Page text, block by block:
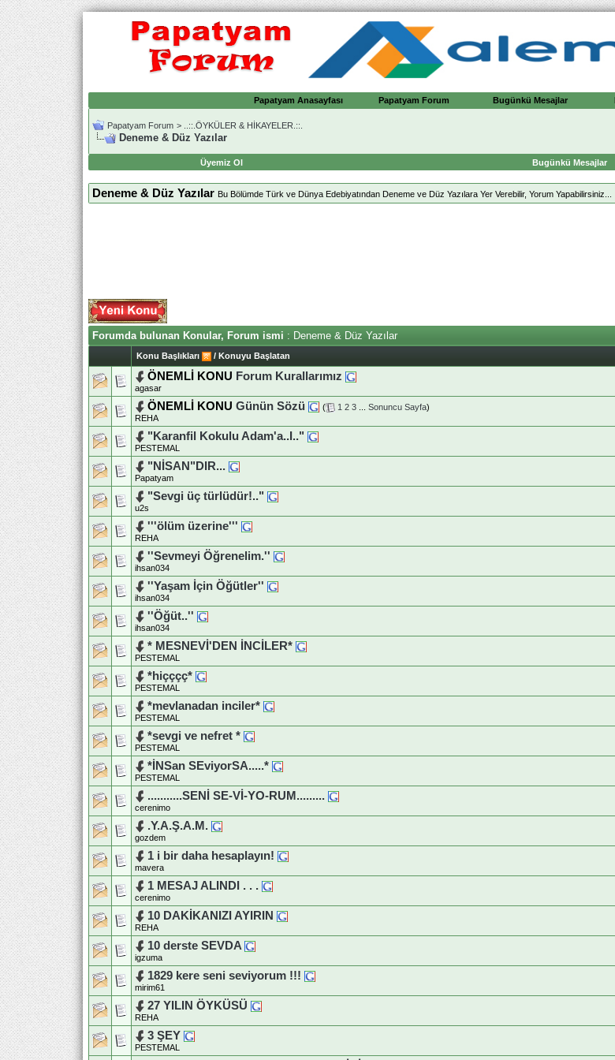
Papatyam Anasayfası Papatyam Forum Bugünkü Mesajlar
Papatyam Forum > ..::.ÖYKÜLER & HİKAYELER.::.
Deneme & Düz Yazılar
Üyemiz Ol Bugünkü Mesajlar
Deneme & Düz Yazılar Bu Bölümde Türk ve Dünya Edebiyatından Deneme ve Düz Yazılara Yer Verebilir, Yorum Yapabilirsiniz...
Forumda bulunan Konular, Forum ismi : Deneme & Düz Yazılar
Konu Başlıkları / Konuyu Başlatan
ÖNEMLİ KONU Forum Kurallarımız
agasar
ÖNEMLİ KONU Günün Sözü ( 1 2 3 Sonuncu Sayfa)
REHA
"Karanfil Kokulu Adam'a..I.."
PESTEMAL
"NİSAN"DIR...
Papatyam
"Sevgi üç türlüdür!.."
u2s
'''ölüm üzerine'''
REHA
''Sevmeyi Öğrenelim.''
ihsan034
''Yaşam İçin Öğütler''
ihsan034
''Öğüt..''
ihsan034
* MESNEVİ'DEN İNCİLER*
PESTEMAL
*hiçççç*
PESTEMAL
*mevlanadan inciler*
PESTEMAL
*sevgi ve nefret *
PESTEMAL
*İNSan SEviyorSA.....*
PESTEMAL
...........SENİ SE-Vİ-YO-RUM.........
cerenimo
.Y.A.Ş.A.M.
gozdem
1 i bir daha hesaplayın!
mavera
1 MESAJ ALINDI . . .
cerenimo
10 DAKİKANIZI AYIRIN
REHA
10 derste SEVDA
igzuma
1829 kere seni seviyorum !!!
mirim61
27 YILIN ÖYKÜSÜ
REHA
3 ŞEY
PESTEMAL